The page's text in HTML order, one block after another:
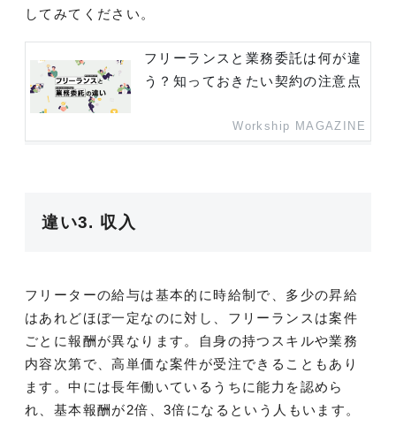
してみてください。
フリーランスと業務委託は何が違
う？知っておきたい契約の注意点
Workship MAGAZINE
違い3. 収入
フリーターの給与は基本的に時給制で、多少の昇給
はあれどほぼ一定なのに対し、フリーランスは案件
ごとに報酬が異なります。自身の持つスキルや業務
内容次第で、高単価な案件が受注できることもあり
ます。中には長年働いているうちに能力を認めら
れ、基本報酬が2倍、3倍になるという人もいます。